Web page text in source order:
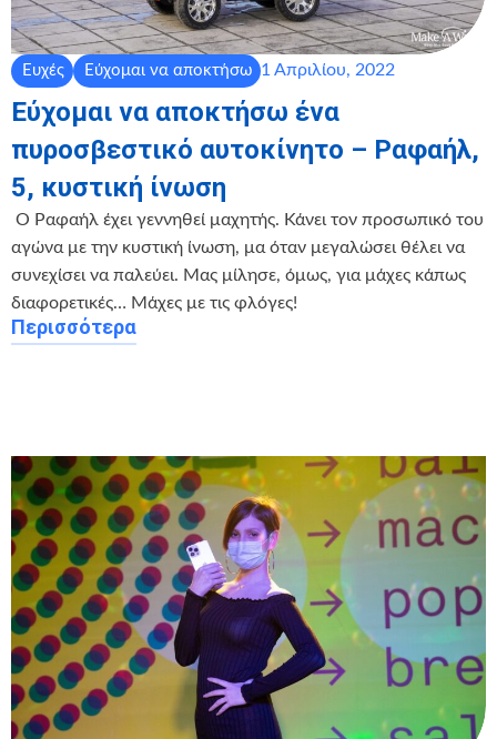
Ευχές Εύχομαι να αποκτήσω 1 Απριλίου, 2022
Εύχομαι να αποκτήσω ένα
πυροσβεστικό αυτοκίνητο – Ραφαήλ,
5, κυστική ίνωση
‍ Ο Ραφαήλ έχει γεννηθεί μαχητής. Κάνει τον προσωπικό του
αγώνα με την κυστική ίνωση, μα όταν μεγαλώσει θέλει να
συνεχίσει να παλεύει. Μας μίλησε, όμως, για μάχες κάπως
διαφορετικές… Μάχες με τις φλόγες!
Περισσότερα